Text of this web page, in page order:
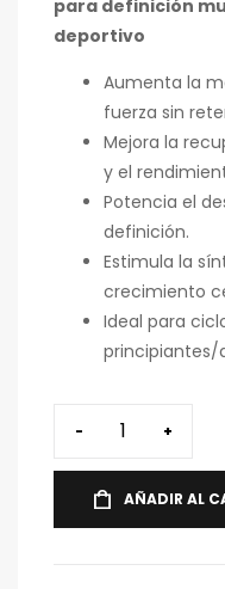
para definición
deportivo
Aumenta la
fuerza sin
Mejora la
y el
Potencia el
definición.
Estimula la
crecimiento
Ideal para
principiantes/
- +
AÑADIR AL